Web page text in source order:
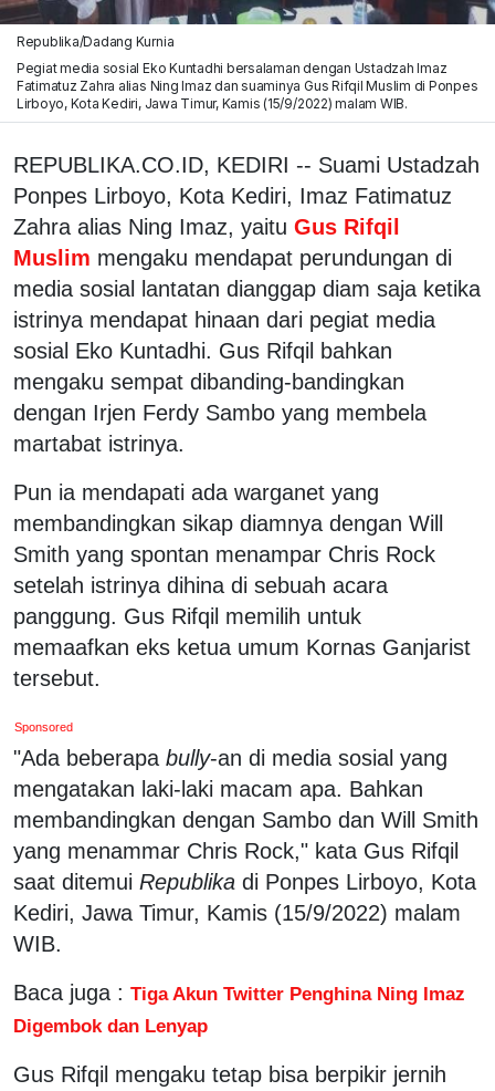
Republika/Dadang Kurnia
Pegiat media sosial Eko Kuntadhi bersalaman dengan Ustadzah Imaz
Fatimatuz Zahra alias Ning Imaz dan suaminya Gus Rifqil Muslim di Ponpes
Lirboyo, Kota Kediri, Jawa Timur, Kamis (15/9/2022) malam WIB.
REPUBLIKA.CO.ID, KEDIRI -- Suami Ustadzah
Ponpes Lirboyo, Kota Kediri, Imaz Fatimatuz
Zahra alias Ning Imaz, yaitu Gus Rifqil
Muslim mengaku mendapat perundungan di
media sosial lantatan dianggap diam saja ketika
istrinya mendapat hinaan dari pegiat media
sosial Eko Kuntadhi. Gus Rifqil bahkan
mengaku sempat dibanding-bandingkan
dengan Irjen Ferdy Sambo yang membela
martabat istrinya.
Pun ia mendapati ada warganet yang
membandingkan sikap diamnya dengan Will
Smith yang spontan menampar Chris Rock
setelah istrinya dihina di sebuah acara
panggung. Gus Rifqil memilih untuk
memaafkan eks ketua umum Kornas Ganjarist
tersebut.
Sponsored
"Ada beberapa bully-an di media sosial yang
mengatakan laki-laki macam apa. Bahkan
membandingkan dengan Sambo dan Will Smith
yang menammar Chris Rock," kata Gus Rifqil
saat ditemui Republika di Ponpes Lirboyo, Kota
Kediri, Jawa Timur, Kamis (15/9/2022) malam
WIB.
Baca juga : Tiga Akun Twitter Penghina Ning Imaz
Digembok dan Lenyap
Gus Rifqil mengaku tetap bisa berpikir jernih